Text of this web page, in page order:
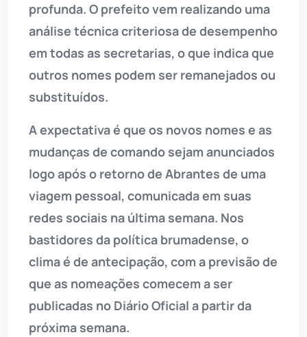
profunda. O prefeito vem realizando uma
análise técnica criteriosa de desempenho
em todas as secretarias, o que indica que
outros nomes podem ser remanejados ou
substituídos.
A expectativa é que os novos nomes e as
mudanças de comando sejam anunciados
logo após o retorno de Abrantes de uma
viagem pessoal, comunicada em suas
redes sociais na última semana. Nos
bastidores da política brumadense, o
clima é de antecipação, com a previsão de
que as nomeações comecem a ser
publicadas no Diário Oficial a partir da
próxima semana.